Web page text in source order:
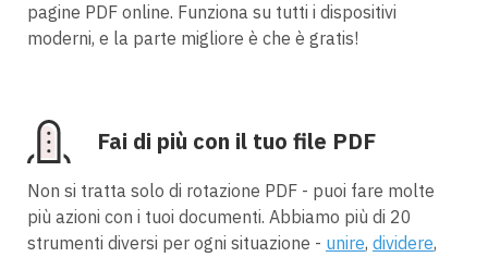
pagine PDF online. Funziona su tutti i dispositivi
moderni, e la parte migliore è che è gratis!
Fai di più con il tuo file PDF
Non si tratta solo di rotazione PDF - puoi fare molte
più azioni con i tuoi documenti. Abbiamo più di 20
strumenti diversi per ogni situazione - unire, dividere,